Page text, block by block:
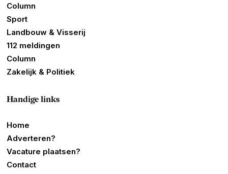
Column
Sport
Landbouw & Visserij
112 meldingen
Column
Zakelijk & Politiek
Handige links
Home
Adverteren?
Vacature plaatsen?
Contact